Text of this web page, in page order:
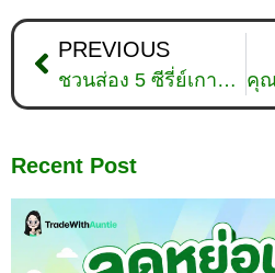
PREVIOUS
ชวนส่อง 5 ซีรี่ย์เกาหลีใต้ที่ส่งผลให้หุ้นเกาหลีพุ่งขึ้น !
Recent Post